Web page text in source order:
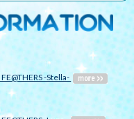
-Stella-